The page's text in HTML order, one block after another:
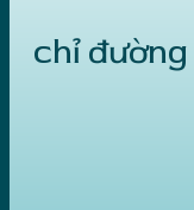
chỉ đường